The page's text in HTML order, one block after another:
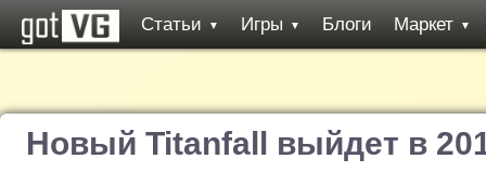
Статьи ▼ Игры ▼ Блоги Маркет ▼
Новый Titanfall выйдет в